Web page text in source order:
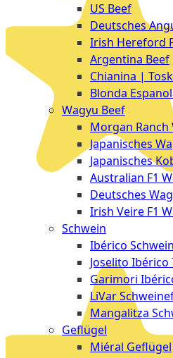
|
US Beef
Deutsches
Irish Hereford
Argentina Beef
Chianina |
Blonda
Wagyu Beef
Morgan Ranch
Japanisches
Japanisches
Australian F1
Deutsches
Irish Veire F1
Schwein
Ibérico Schwein
Joselito Ibérico
Garimori
LiVar
Mangalitza
Geflügel
Miéral Geflügel